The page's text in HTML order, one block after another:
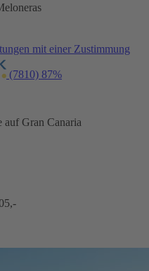
mit einer Zustimmung
(7810) 87%
auf Gran Canaria